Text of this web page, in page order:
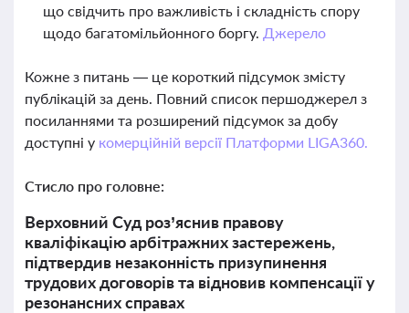
що свідчить про важливість і складність спору
щодо багатомільйонного боргу. Джерело
Кожне з питань — це короткий підсумок змісту
публікацій за день. Повний список першоджерел з
посиланнями та розширений підсумок за добу
доступні у комерційній версії Платформи LIGA360.
Стисло про головне:
Верховний Суд роз’яснив правову
кваліфікацію арбітражних застережень,
підтвердив незаконність призупинення
трудових договорів та відновив компенсації у
резонансних справах